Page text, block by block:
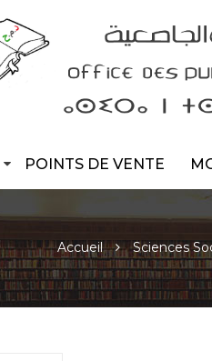
POINTS DE VENTE
Accueil Sciences